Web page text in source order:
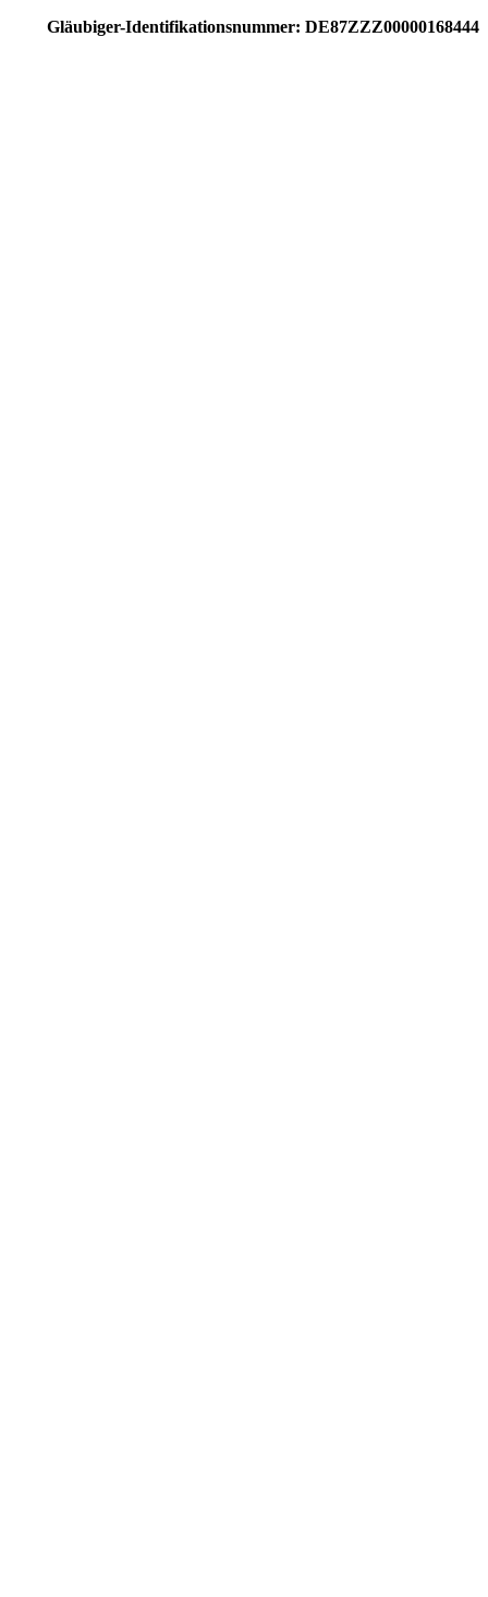
Gläubiger-Identifikationsnummer: DE87ZZZ00000168444